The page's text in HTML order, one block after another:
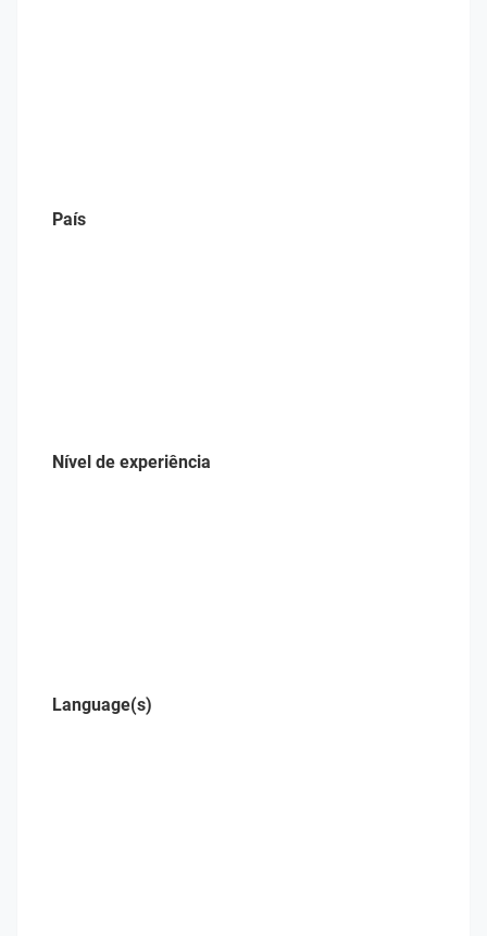
País
Nível de experiência
Language(s)